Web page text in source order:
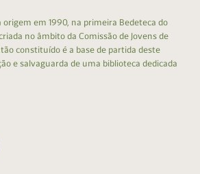
origem em 1990, na primeira Bedeteca do
no âmbito da Comissão de Jovens de
constituído é a base de partida deste
e salvaguarda de uma biblioteca dedicada